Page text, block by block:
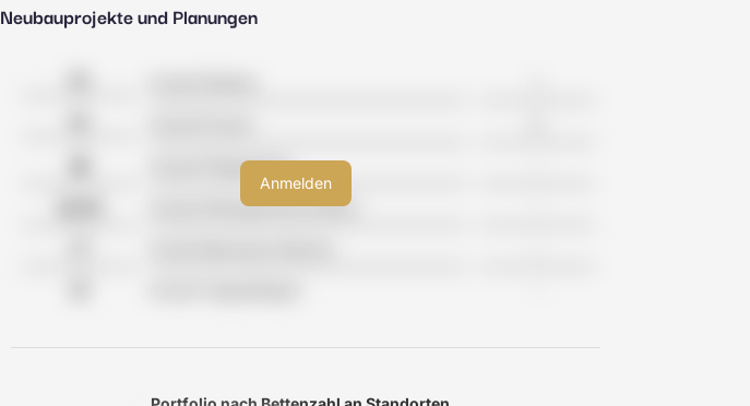
Neubauprojekte und Planungen
Anzahl Pflegeheime
Anzahl Wohngemeinschaften